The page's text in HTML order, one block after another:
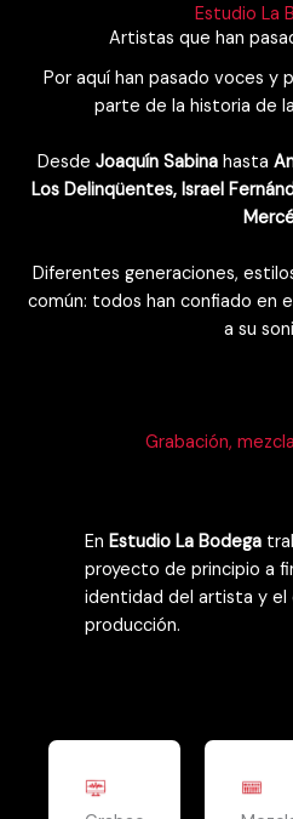
Estudio La
Artistas que han
Por aquí han pasado voces y
parte de la historia de
Desde Joaquín Sabina hasta
Los Delinqüentes, Israel
Diferentes generaciones,
común: todos han confiado en
a su
Grabación,
En Estudio La Bodega
proyecto de principio a
identidad del artista y el
producción.